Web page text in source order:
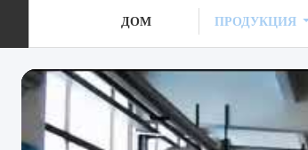
ДОМ ПРОДУКЦИЯ